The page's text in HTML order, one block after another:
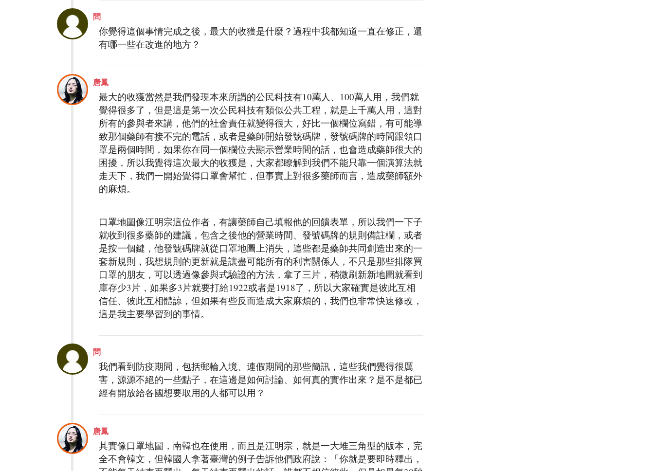
問
你覺得這個事情完成之後，最大的收獲是什麼？過程中我都知道一直在修正，還
有哪一些在改進的地方？
唐鳳
最大的收獲當然是我們發現本來所謂的公民科技有10萬人、100萬人用，我們就
覺得很多了，但是這是第一次公民科技有類似公共工程，就是上千萬人用，這對
所有的參與者來講，他們的社會責任就變得很大，好比一個欄位寫錯，有可能導
致那個藥師有接不完的電話，或者是藥師開始發號碼牌，發號碼牌的時間跟領口
罩是兩個時間，如果你在同一個欄位去顯示營業時間的話，也會造成藥師很大的
困擾，所以我覺得這次最大的收獲是，大家都瞭解到我們不能只靠一個演算法就
走天下，我們一開始覺得口罩會幫忙，但事實上對很多藥師而言，造成藥師額外
的麻煩。
口罩地圖像江明宗這位作者，有讓藥師自己填報他的回饋表單，所以我們一下子
就收到很多藥師的建議，包含之後他的營業時間、發號碼牌的規則備註欄，或者
是按一個鍵，他發號碼牌就從口罩地圖上消失，這些都是藥師共同創造出來的一
套新規則，我想規則的更新就是讓盡可能所有的利害關係人，不只是那些排隊買
口罩的朋友，可以透過像參與式驗證的方法，拿了三片，稍微刷新新地圖就看到
庫存少3片，如果多3片就要打給1922或者是1918了，所以大家確實是彼此互相
信任、彼此互相體諒，但如果有些反而造成大家麻煩的，我們也非常快速修改，
這是我主要學習到的事情。
問
我們看到防疫期間，包括郵輪入境、連假期間的那些簡訊，這些我們覺得很厲
害，源源不絕的一些點子，在這邊是如何討論、如何真的實作出來？是不是都已
經有開放給各國想要取用的人都可以用？
唐鳳
其實像口罩地圖，南韓也在使用，而且是江明宗，就是一大堆三角型的版本，完
全不會韓文，但韓國人拿著臺灣的例子告訴他們政府說：「你就是要即時釋出，